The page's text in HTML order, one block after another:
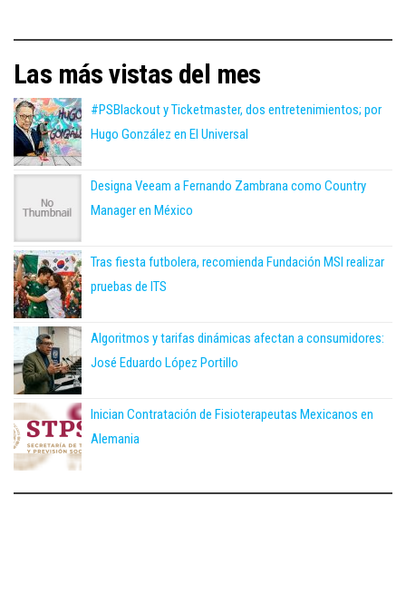
Las más vistas del mes
#PSBlackout y Ticketmaster, dos entretenimientos; por
Hugo González en El Universal
Designa Veeam a Fernando Zambrana como Country
Manager en México
Tras fiesta futbolera, recomienda Fundación MSI realizar
pruebas de ITS
Algoritmos y tarifas dinámicas afectan a consumidores:
José Eduardo López Portillo
Inician Contratación de Fisioterapeutas Mexicanos en
Alemania